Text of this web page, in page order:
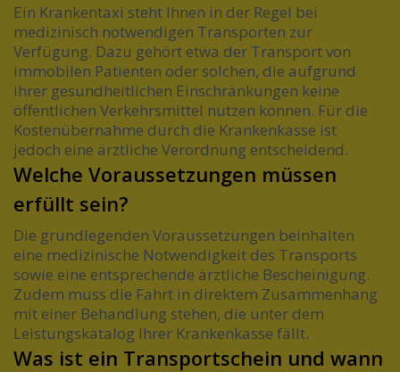
Ein Krankentaxi steht Ihnen in der Regel bei
medizinisch notwendigen Transporten zur
Verfügung. Dazu gehört etwa der Transport von
immobilen Patienten oder solchen, die aufgrund
ihrer gesundheitlichen Einschränkungen keine
öffentlichen Verkehrsmittel nutzen können. Für die
Kostenübernahme durch die Krankenkasse ist
jedoch eine ärztliche Verordnung entscheidend.
Welche Voraussetzungen müssen
erfüllt sein?
Die grundlegenden Voraussetzungen beinhalten
eine medizinische Notwendigkeit des Transports
sowie eine entsprechende ärztliche Bescheinigung.
Zudem muss die Fahrt in direktem Zusammenhang
mit einer Behandlung stehen, die unter dem
Leistungskatalog Ihrer Krankenkasse fällt.
Was ist ein Transportschein und wann